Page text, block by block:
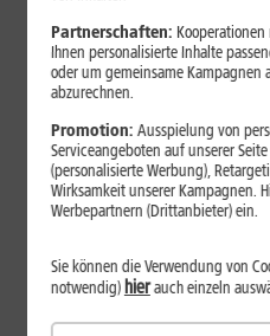
Verbrauch begrenzen.
Mehr erfahren
Partnerschaften:
Ihnen personalisierte Inhalte
oder um gemeinsame Kampagnen
abzurechnen.
Promotion: Ausspielung von
Serviceangeboten auf unserer
(personalisierte Werbung),
Wirksamkeit unserer Kampagnen.
Werbepartnern (Drittanbieter) ein.
Sie können die Verwendung von
notwendig) hierauch einzeln